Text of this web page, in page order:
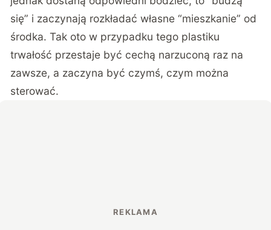
się” i zaczynają rozkładać własne “mieszkanie” od
środka. Tak oto w przypadku tego plastiku
trwałość przestaje być cechą narzuconą raz na
zawsze, a zaczyna być czymś, czym można
sterować.